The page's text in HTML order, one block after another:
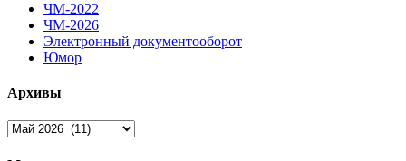
ЧМ-2022
ЧМ-2026
Электронный документооборот
Юмор
Архивы
Архивы